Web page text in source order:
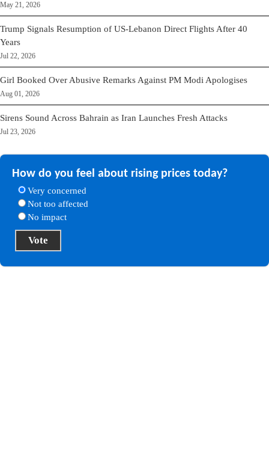
May 21, 2026
Trump Signals Resumption of US-Lebanon Direct Flights After 40
Years
Jul 22, 2026
Girl Booked Over Abusive Remarks Against PM Modi Apologises
Aug 01, 2026
Sirens Sound Across Bahrain as Iran Launches Fresh Attacks
Jul 23, 2026
How do you feel about rising prices today?
Very concerned
Not too affected
No impact